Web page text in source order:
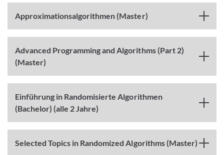
Approximationsalgorithmen (Master)
Advanced Programming and Algorithms (Part 2)
(Master)
Einführung in Randomisierte Algorithmen
(Bachelor) (alle 2 Jahre)
Selected Topics in Randomized Algorithms (Master)